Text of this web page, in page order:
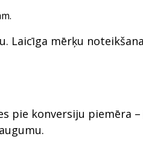
Laicīga mērķu
pie konversiju piemēra